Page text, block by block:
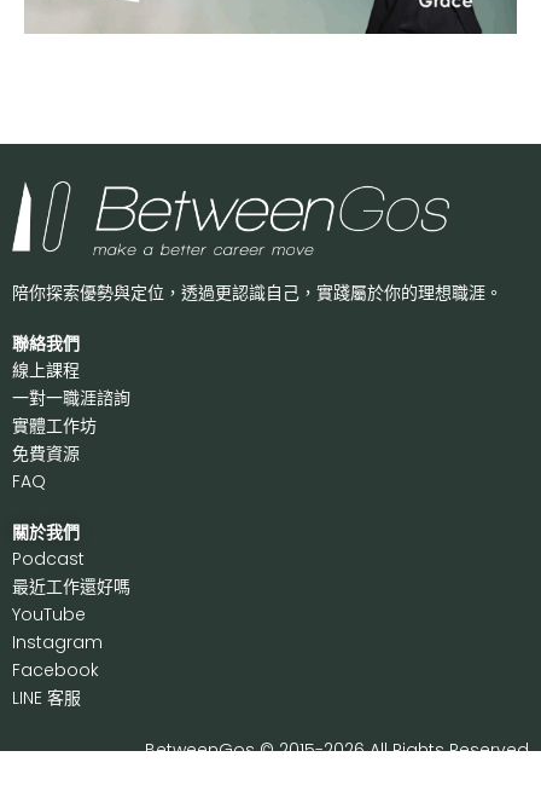
陪你探索優勢與定位，透過更認識自己， 實踐屬於你的理想職涯。
聯絡我們
線上課程
一對一職涯諮詢
實體工作坊
免費資源
FAQ
關於我們
Podcast
最近工作還好嗎
YouTube
Instagram
Facebook
LINE 客服
BetweenGos © 2015-2026 All Rights Reserved